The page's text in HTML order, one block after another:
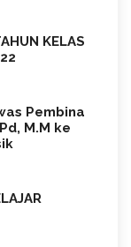
KELAS
Pembina
M.M ke